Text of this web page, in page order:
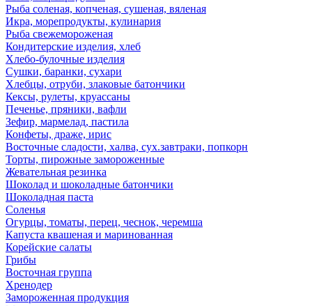
Рыба соленая, копченая, сушеная, вяленая
Икра, морепродукты, кулинария
Рыба свежемороженая
Кондитерские изделия, хлеб
Хлебо-булочные изделия
Сушки, баранки, сухари
Хлебцы, отруби, злаковые батончики
Кексы, рулеты, круассаны
Печенье, пряники, вафли
Зефир, мармелад, пастила
Конфеты, драже, ирис
Восточные сладости, халва, сух.завтраки, попкорн
Торты, пирожные замороженные
Жевательная резинка
Шоколад и шоколадные батончики
Шоколадная паста
Соленья
Огурцы, томаты, перец, чеснок, черемша
Капуста квашеная и маринованная
Корейские салаты
Грибы
Восточная группа
Хренодер
Замороженная продукция